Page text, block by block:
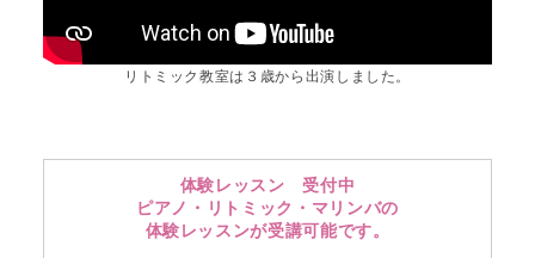
リトミック教室は３歳から出演しました。
体験レッスン 受付中
ピアノ・リトミック・マリンバの
体験レッスンが受講可能です。